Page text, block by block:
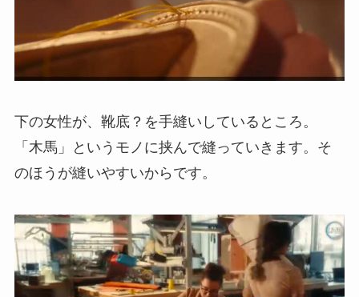
下の女性が、靴底？を手縫いしているところ。
「木馬」というモノに挟んで縫っていきます。そ
のほうが縫いやすいからです。